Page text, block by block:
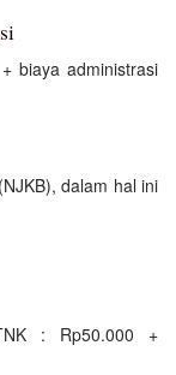
biaya administrasi
dalam hal ini
: Rp50.000 +